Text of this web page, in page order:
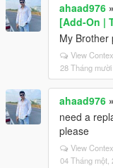
ahaad976 »
[Add-On |
My Brother
View
28 Tháng
ahaad976 »
need a
please
View
04 Tháng một,